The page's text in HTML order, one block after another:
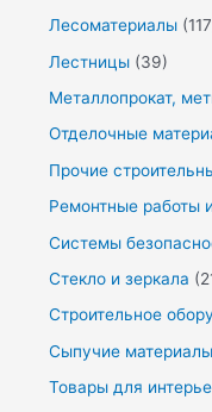
Лесоматериалы
Лестницы (39)
Металлопрокат,
Отделочные
Прочие
Ремонтные работы
Системы
Стекло и зеркала
Строительное
Сыпучие
Товары для